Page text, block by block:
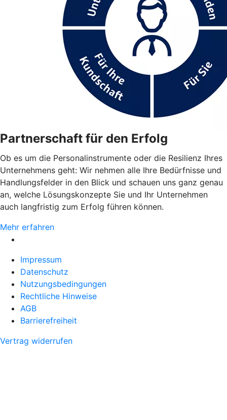
Partnerschaft für den Erfolg
Ob es um die Personalinstrumente oder die Resilienz Ihres
Unternehmens geht: Wir nehmen alle Ihre Bedürfnisse und
Handlungsfelder in den Blick und schauen uns ganz genau
an, welche Lösungskonzepte Sie und Ihr Unternehmen
auch langfristig zum Erfolg führen können.
Mehr erfahren
Impressum
Datenschutz
Nutzungsbedingungen
Rechtliche Hinweise
AGB
Barrierefreiheit
Vertrag widerrufen